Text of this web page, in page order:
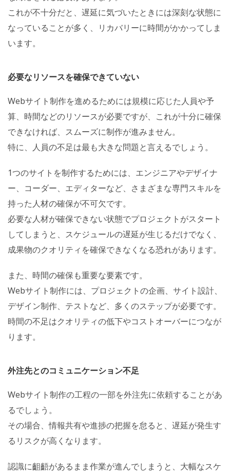
これが不十分だと、遅延に気づいたときには深刻な状態に
なっていることが多く、リカバリーに時間がかかってしま
います。
必要なリソースを確保できていない
Webサイト制作を進めるためには規模に応じた人員や予
算、時間などのリソースが必要ですが、これが十分に確保
できなければ、スムーズに制作が進みません。
特に、人員の不足は最も大きな問題と言えるでしょう。
1つのサイトを制作するためには、エンジニアやデザイナ
ー、コーダー、エディターなど、さまざまな専門スキルを
持った人材の確保が不可欠です。
必要な人材が確保できない状態でプロジェクトがスタート
してしまうと、スケジュールの遅延が生じるだけでなく、
成果物のクオリティを確保できなくなる恐れがあります。
また、時間の確保も重要な要素です。
Webサイト制作には、プロジェクトの企画、サイト設計、
デザイン制作、テストなど、多くのステップが必要です。
時間の不足はクオリティの低下やコストオーバーにつなが
ります。
外注先とのコミュニケーション不足
Webサイト制作の工程の一部を外注先に依頼することがあ
るでしょう。
その場合、情報共有や進捗の把握を怠ると、遅延が発生す
るリスクが高くなります。
認識に齟齬があるまま作業が進んでしまうと、大幅なスケ